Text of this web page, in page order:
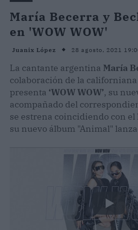
María Becerra y
en 'WOW WOW'
Juanix López 28 agosto, 2021
La cantante argentina María
colaboración de la californiana
presenta ‘WOW WOW’, su
acompañado del
se estrena coincidiendo con
su nuevo álbum "Animal"